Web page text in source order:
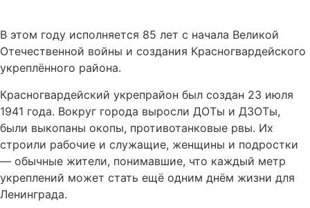
В этом году исполняется 85 лет с начала Великой
Отечественной войны и создания Красногвардейского
укреплённого района.
Красногвардейский укрепрайон был создан 23 июля
1941 года. Вокруг города выросли ДОТы и ДЗОТы,
были выкопаны окопы, противотанковые рвы. Их
строили рабочие и служащие, женщины и подростки
— обычные жители, понимавшие, что каждый метр
укреплений может стать ещё одним днём жизни для
Ленинграда.